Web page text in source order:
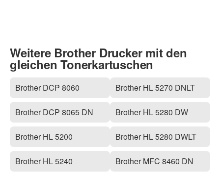
Weitere Brother Drucker mit den
gleichen Tonerkartuschen
Brother DCP 8060
Brother DCP 8065 DN
Brother HL 5200
Brother HL 5240
Brother HL 5270 DNLT
Brother HL 5280 DW
Brother HL 5280 DWLT
Brother MFC 8460 DN